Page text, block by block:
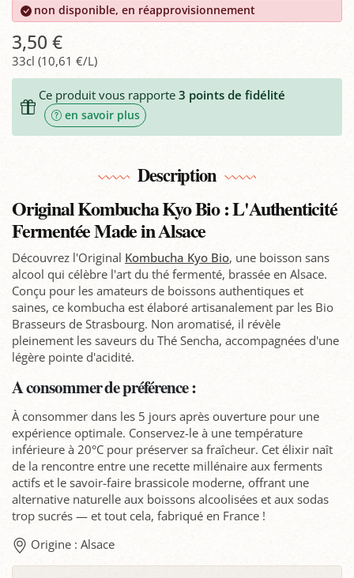
non disponible, en réapprovisionnement
3,50 €
33cl (10,61 €/L)
Ce produit vous rapporte 3 points de fidélité
en savoir plus
Description
Original Kombucha Kyo Bio : L'Authenticité
Fermentée Made in Alsace
Découvrez l'Original Kombucha Kyo Bio, une boisson sans
alcool qui célèbre l'art du thé fermenté, brassée en Alsace.
Conçu pour les amateurs de boissons authentiques et
saines, ce kombucha est élaboré artisanalement par les Bio
Brasseurs de Strasbourg. Non aromatisé, il révèle
pleinement les saveurs du Thé Sencha, accompagnées d'une
légère pointe d'acidité.
A consommer de préférence :
À consommer dans les 5 jours après ouverture pour une
expérience optimale. Conservez-le à une température
inférieure à 20°C pour préserver sa fraîcheur. Cet élixir naît
de la rencontre entre une recette millénaire aux ferments
actifs et le savoir-faire brassicole moderne, offrant une
alternative naturelle aux boissons alcoolisées et aux sodas
trop sucrés — et tout cela, fabriqué en France !
Origine : Alsace